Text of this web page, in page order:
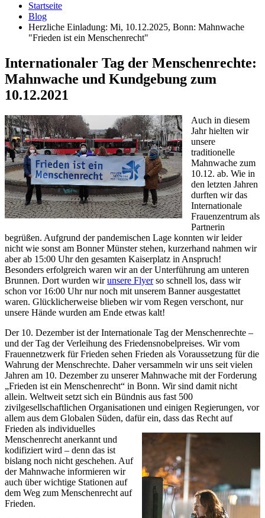
Startseite
Blog
Herzliche Einladung: Mi, 10.12.2025, Bonn: Mahnwache
"Frieden ist ein Menschenrecht"
Internationaler Tag der Menschenrechte:
Mahnwache und Kundgebung zum
10.12.2021
Auch in diesem
Jahr hielten wir
unsere
traditionelle
Mahnwache zum
10.12. ab. Wie in
den letzten Jahren
durften wir das
Internationale
Frauenzentrum als
Partnerin
begrüßen. Aufgrund der pandemischen Lage konnten wir leider
nicht wie sonst am Bonner Münster stehen, kurzerhand nahmen wir
aber ab 15:00 Uhr den gesamten Kaiserplatz in Anspruch!
Besonders erfolgreich waren wir an der Unterführung am unteren
Brunnen. Dort wurden wirunsere Flyerso schnell los, dass wir
schon vor 16:00 Uhr nur noch mit unserem Banner ausgestattet
waren. Glücklicherweise blieben wir vom Regen verschont, nur
unsere Hände wurden am Ende etwas kalt!
Der 10. Dezember ist der Internationale Tag der Menschenrechte –
und der Tag der Verleihung des Friedensnobelpreises. Wir vom
Frauennetzwerk für Frieden sehen Frieden als Voraussetzung für die
Wahrung der Menschrechte. Daher versammeln wir uns seit vielen
Jahren am 10. Dezember zu unsererMahnwache mit der Forderung
„Frieden ist ein Menschenrecht“ in Bonn. Wir sind damit nicht
allein. Weltweit setzt sich ein Bündnis aus fast 500
zivilgesellschaftlichen Organisationen und einigen Regierungen, vor
allem aus dem Globalen Süden, dafür ein, dass das Recht auf
Frieden als individuelles
Menschenrecht anerkannt und
kodifiziert wird – denn das ist
bislang noch nicht geschehen. Auf
der Mahnwache informieren wir
auch über wichtige Stationen auf
dem Weg zum Menschenrecht auf
Frieden.